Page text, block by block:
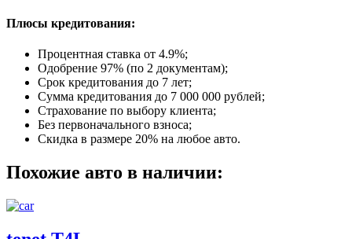
Плюсы кредитования:
Процентная ставка от 4.9%;
Одобрение 97% (по 2 документам);
Срок кредитования до 7 лет;
Сумма кредитования до 7 000 000 рублей;
Страхование по выбору клиента;
Без первоначального взноса;
Скидка в размере 20% на любое авто.
Похожие авто в наличии: